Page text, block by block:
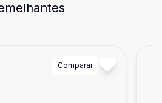
Comparar